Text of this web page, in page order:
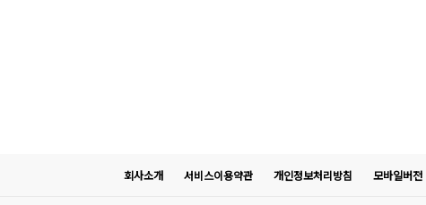
회사소개 서비스이용약관 개인정보처리방침 모바일버전